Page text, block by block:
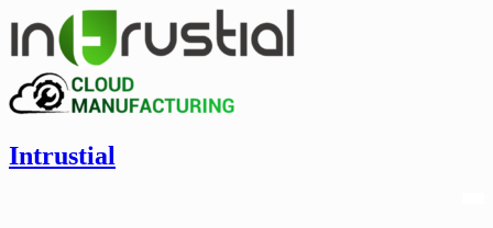
Intrustial